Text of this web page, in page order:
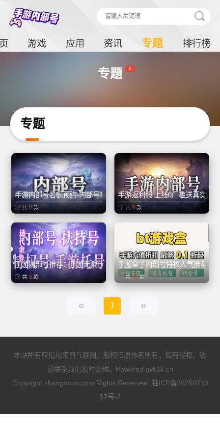
游戏 应用 资讯 专题 排行榜
专题 6
专题
手游内部号名额预约-内部号招托
共 0款
手游返利服 上线0门槛送真实充
共 6款
手游内部号推荐：手游无限代金卷、买断游戏
共 3款
手游盒子内部号特权人气推荐
共12款
‹‹ 1 ››
本站所有应用均来自互联网，版权归原作者所有。如有侵权，敬
请联系我们及时处理。Powered byk34.cn
Copyright zhangbaba.com Rights Reserved. 桂ICP备20250710
37号-2